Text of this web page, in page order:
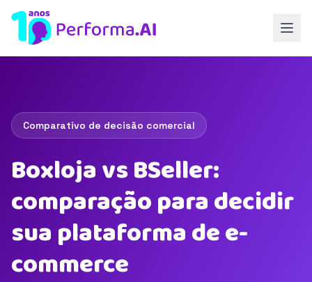
Comparativo de decisão comercial
Boxloja vs BSeller:
comparação para decidir
sua plataforma de e-
commerce